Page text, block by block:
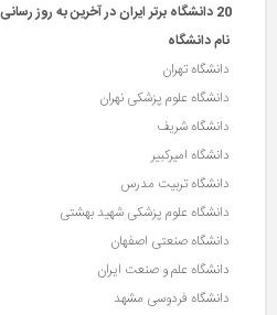
20 دانشگاه برتر ایران در آخرین به روز رسانی وبومتریک (
نام دانشگاه
دانشگاه تهران
دانشگاه علوم پزشکی نهران
دانشگاه شریف
دانشگاه امیرکبیر
دانشگاه تربیت مدرس
دانشگاه علوم پزشکی شهید بهشتی
دانشگاه صنعتی اصفهان
دانشگاه علم و صنعت ایران
دانشگاه فردوسی مشهد